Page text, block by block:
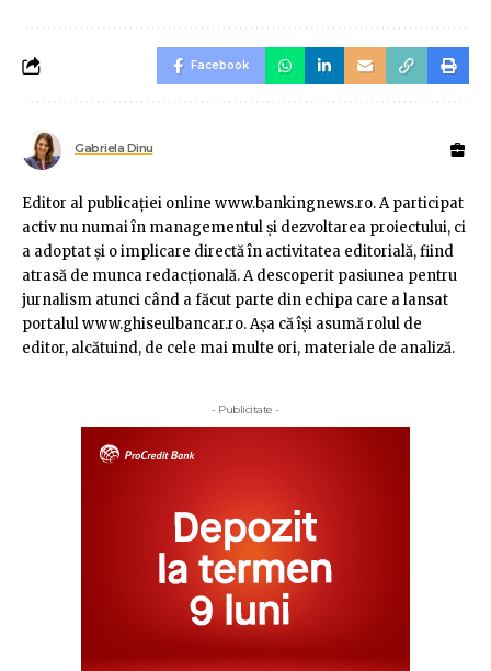
Facebook
Gabriela Dinu
Editor al publicaţiei online www.bankingnews.ro. A participat
activ nu numai în managementul şi dezvoltarea proiectului, ci
a adoptat şi o implicare directă în activitatea editorială, fiind
atrasă de munca redacţională. A descoperit pasiunea pentru
jurnalism atunci când a făcut parte din echipa care a lansat
portalul www.ghiseulbancar.ro. Așa că îşi asumă rolul de
editor, alcătuind, de cele mai multe ori, materiale de analiză.
- Publicitate -